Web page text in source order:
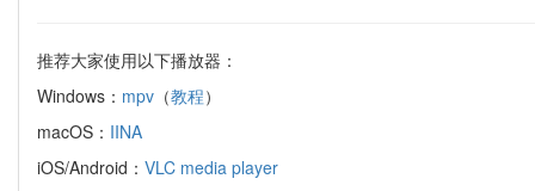
推荐大家使用以下播放器：
Windows： mpv （教程）
macOS： IINA
iOS/Android： VLC media player